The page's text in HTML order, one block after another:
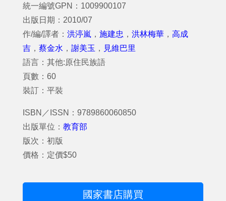
統一編號GPN：1009900107
出版日期：2010/07
作/編/譯者： 洪渟嵐 ， 施建忠 ， 洪林梅華 ， 高成
吉 ， 蔡金水 ， 謝美玉 ， 見維巴里
語言：其他:原住民族語
頁數：60
裝訂：平裝
ISBN／ISSN：9789860060850
出版單位： 教育部
版次：初版
價格：定價$50
國家書店購買